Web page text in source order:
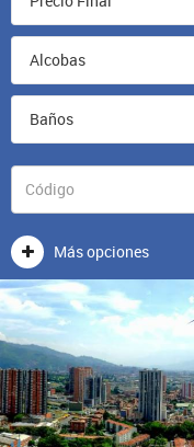
Más opciones